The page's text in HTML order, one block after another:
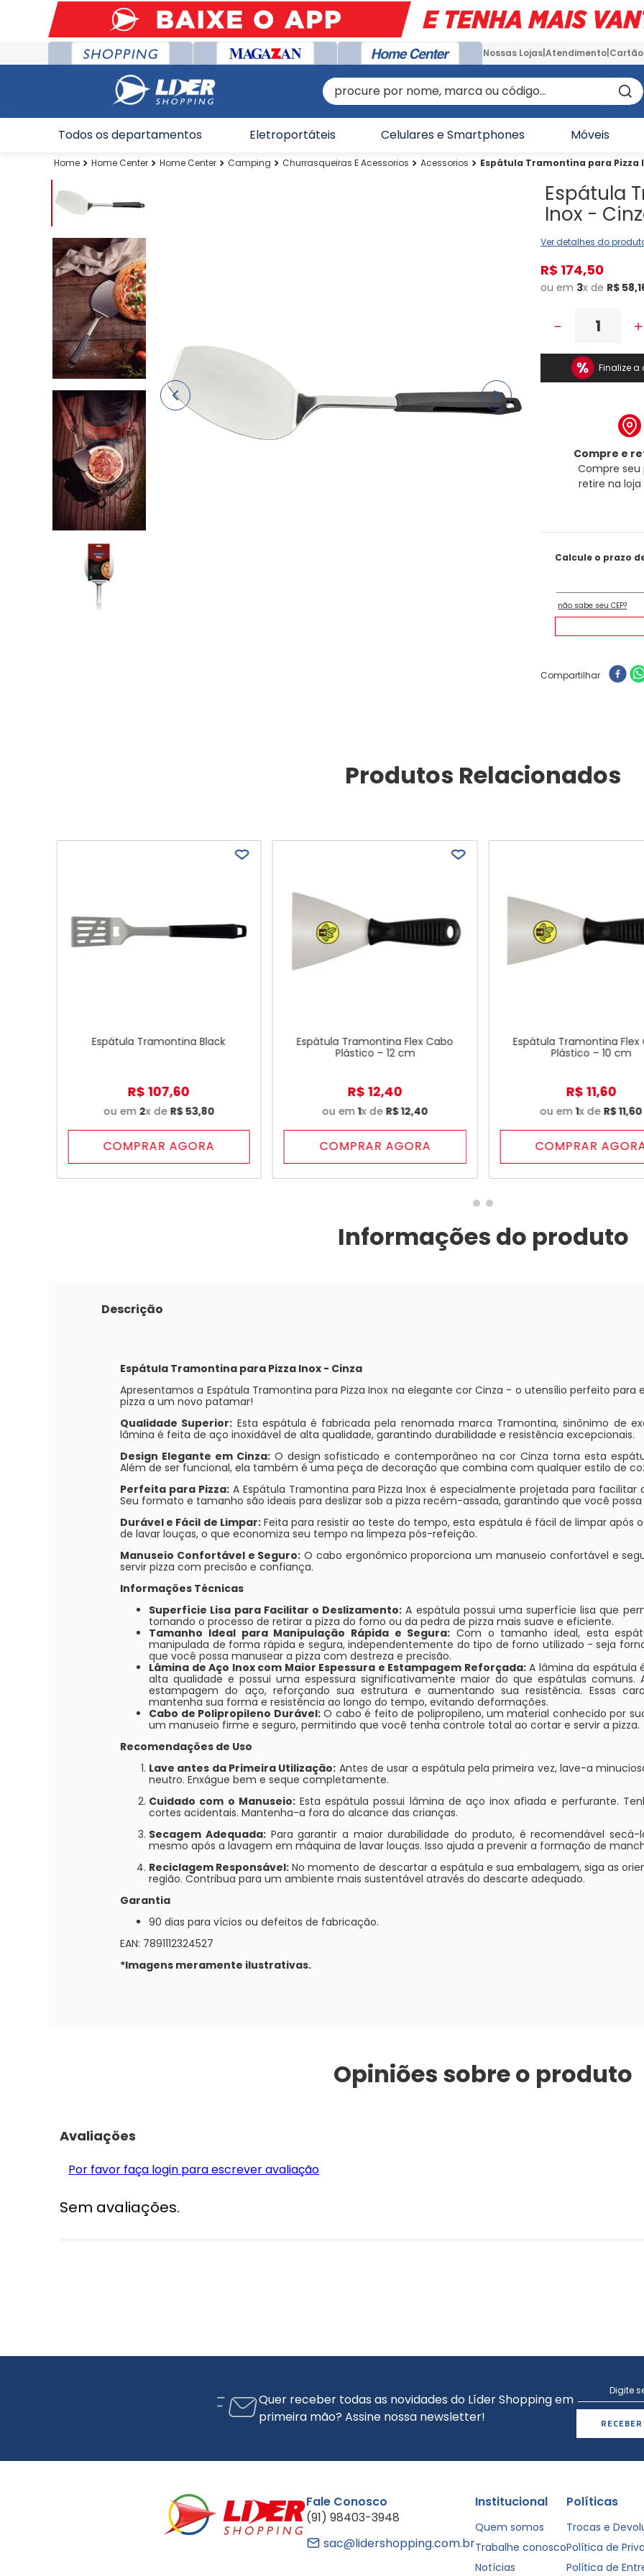
Nossas Lojas Atendimento
procure por nome, marca ou código...
Todos os departamentos Eletroportáteis Celulares e Smartphones Móveis
Home Center Home Center Camping Churrasqueiras E Acessorios Acessorios Espátula Tramontina para Pizza
Espátula
Inox -
Ver detalhes do
R$ 174,50
ou em 3x de R$ 58,
－
Finalize
Compre e
Compre seu
retire na
Compartilhar
Produtos Relacionados
Espátula Tramontina Black
R$ 107,60
ou em 2x de R$53,80
COMPRAR AGORA
Espátula Tramontina Flex Cabo
Plástico – 12 cm
R$ 12,40
ou em1x de R$12,40
COMPRAR AGORA
Espátula Tramontina Flex
Plástico – 10 cm
R$ 11,60
ou em1x de R$11,60
COMPRAR
Informações do produto
Descrição
Espátula Tramontina para Pizza Inox - Cinza
Apresentamos a Espátula Tramontina para Pizza Inox na elegante cor Cinza - o utensílio perfeito para
pizza a um novo patamar!
Qualidade Superior: Esta espátula é fabricada pela renomada marca Tramontina, sinônimo de
lâmina é feita de aço inoxidável de alta qualidade, garantindo durabilidade e resistência excepcionais.
Design Elegante em Cinza:O design sofisticado e contemporâneo na cor Cinza torna esta
Além de ser funcional, ela também é uma peça de decoração que combina com qualquer estilo de
Perfeita para Pizza:A Espátula Tramontina para Pizza Inox é especialmente projetada para facilitar
Seu formato e tamanho são ideais para deslizar sob a pizza recém-assada, garantindo que você
Durável e Fácil de Limpar:Feita para resistir ao teste do tempo, esta espátula é fácil de limpar após
de lavar louças, o que economiza seu tempo na limpeza pós-refeição.
Manuseio Confortável e Seguro: O cabo ergonômico proporciona um manuseio confortável e
servir pizza com precisão e confiança.
Informações Técnicas
Superfície Lisa para Facilitar o Deslizamento: A espátula possui uma superfície lisa que
tornando o processo de retirar a pizza do forno ou da pedra de pizza mais suave e eficiente.
Tamanho Ideal para Manipulação Rápida e Segura: Com o tamanho ideal, esta
manipulada de forma rápida e segura, independentemente do tipo de forno utilizado - seja
que você possa manusear a pizza com destreza e precisão.
Lâmina de Aço Inox com Maior Espessura e Estampagem Reforçada:A lâmina da espátula
alta qualidade e possui uma espessura significativamente maior do que espátulas comuns.
estampagem do aço, reforçando sua estrutura e aumentando sua resistência. Essas
mantenha sua forma e resistência ao longo do tempo, evitando deformações.
Cabo de Polipropileno Durável:O cabo é feito de polipropileno, um material conhecido por
um manuseio firme e seguro, permitindo que você tenha controle total ao cortar e servir a pizza.
Recomendações de Uso
Lave antes da Primeira Utilização: Antes de usar a espátula pela primeira vez, lave-a
neutro. Enxágue bem e seque completamente.
Cuidado com o Manuseio:Esta espátula possui lâmina de aço inox afiada e perfurante.
cortes acidentais. Mantenha-a fora do alcance das crianças.
Secagem Adequada:Para garantir a maior durabilidade do produto, é recomendável
mesmo após a lavagem em máquina de lavar louças. Isso ajuda a prevenir a formação de
Reciclagem Responsável: No momento de descartar a espátula e sua embalagem, siga as
região. Contribua para um ambiente mais sustentável através do descarte adequado.
Garantia
90 dias para vícios ou defeitos de fabricação.
EAN: 7891112324527
*Imagens meramente ilustrativas.
Opiniões sobre o produto
Avaliações
Por favor faça login para escrever avaliação
Sem avaliações.
Quer receber todas as novidades do Líder Shopping em
primeira mão? Assine nossa newsletter!
Fale Conosco
(91) 98403-3948
sac@lidershopping.com.br
Institucional
Quem somos
Trabalhe conosco
Notícias
Políticas
Trocas e
Política de
Política de